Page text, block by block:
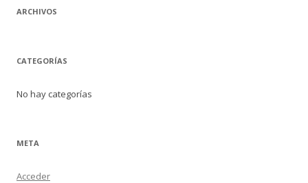
:
ARCHIVOS
CATEGORÍAS
No hay categorías
META
Acceder